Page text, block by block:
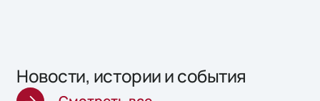
Новости, истории и события